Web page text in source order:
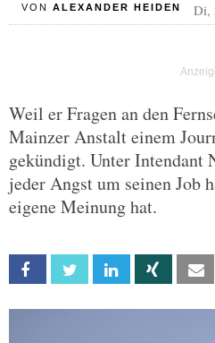
VON ALEXANDER HEIDEN Di,
Weil er Fragen an den
Mainzer Anstalt einem
gekündigt. Unter Intendant
jeder Angst um seinen Job
eigene Meinung hat.
Facebook Twitter Linkedin Xing